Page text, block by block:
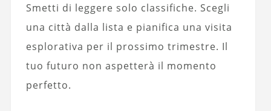
Smetti di leggere solo classifiche. Scegli
una città dalla lista e pianifica una visita
esplorativa per il prossimo trimestre. Il
tuo futuro non aspetterà il momento
perfetto.